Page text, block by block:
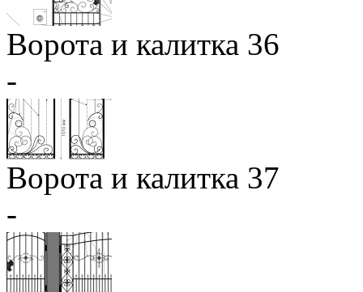
Ворота и калитка 36
-
Ворота и калитка 37
-